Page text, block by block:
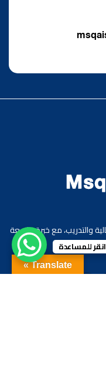
والتدريب، مع خبرة واسعة
والعربية.
Translate »
انقر للمساعدة